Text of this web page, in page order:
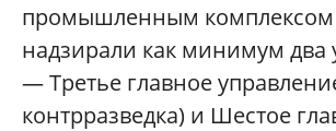
промышленным комплексом
надзирали как минимум два
— Третье главное
контрразведка) и Шестое